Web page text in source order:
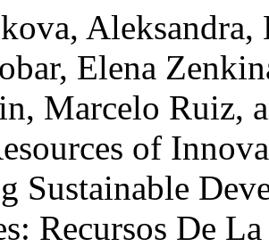
Elena
Marcelo Ruiz,
of
Sustainable
Recursos De